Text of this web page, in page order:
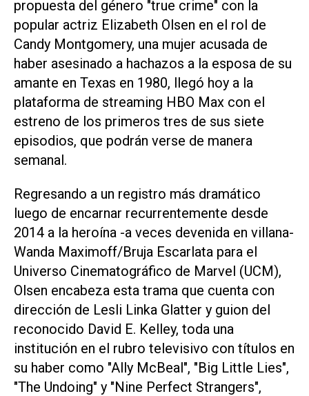
propuesta del género "true crime" con la
popular actriz Elizabeth Olsen en el rol de
Candy Montgomery, una mujer acusada de
haber asesinado a hachazos a la esposa de su
amante en Texas en 1980, llegó hoy a la
plataforma de streaming HBO Max con el
estreno de los primeros tres de sus siete
episodios, que podrán verse de manera
semanal.
Regresando a un registro más dramático
luego de encarnar recurrentemente desde
2014 a la heroína -a veces devenida en villana-
Wanda Maximoff/Bruja Escarlata para el
Universo Cinematográfico de Marvel (UCM),
Olsen encabeza esta trama que cuenta con
dirección de Lesli Linka Glatter y guion del
reconocido David E. Kelley, toda una
institución en el rubro televisivo con títulos en
su haber como "Ally McBeal", "Big Little Lies",
"The Undoing" y "Nine Perfect Strangers",